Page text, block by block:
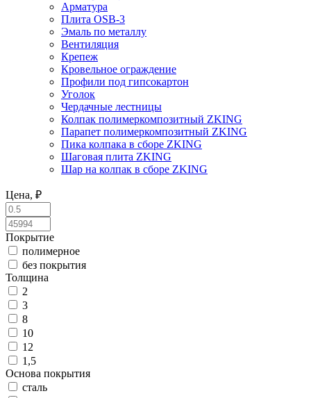
Арматура
Плита OSB-3
Эмаль по металлу
Вентиляция
Крепеж
Кровельное ограждение
Профили под гипсокартон
Уголок
Чердачные лестницы
Колпак полимеркомпозитный ZKING
Парапет полимеркомпозитный ZKING
Пика колпака в сборе ZKING
Шаговая плита ZKING
Шар на колпак в сборе ZKING
Цена, ₽
Покрытие
полимерное
без покрытия
Толщина
2
3
8
10
12
1,5
Основа покрытия
сталь